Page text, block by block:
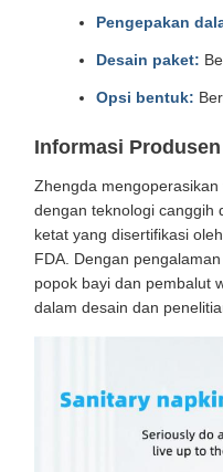
Pengepakan
Desain paket:
Opsi bentuk:
Informasi Produsen
Zhengda
dengan teknologi canggih
ketat yang disertifikasi
FDA. Dengan
popok bayi dan pembalut
dalam desain dan